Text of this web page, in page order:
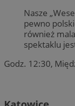
Nasze
pewno
również
spektaklu
Godz. 12:30,